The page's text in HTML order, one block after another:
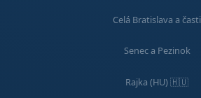
Celá Bratislava a časti
Senec a Pezinok
Rajka (HU) 🇭🇺